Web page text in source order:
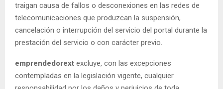
traigan causa de fallos o desconexiones en las redes de
telecomunicaciones que produzcan la suspensión,
cancelación o interrupción del servicio del portal durante la
prestación del servicio o con carácter previo.
emprendedorext excluye, con las excepciones
contempladas en la legislación vigente, cualquier